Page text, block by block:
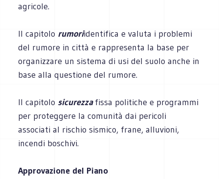
agricole.
Il capitolo rumoriidentifica e valuta i problemi
del rumore in città e rappresenta la base per
organizzare un sistema di usi del suolo anche in
base alla questione del rumore.
Il capitolo sicurezzafissa politiche e programmi
per proteggere la comunità dai pericoli
associati al rischio sismico, frane, alluvioni,
incendi boschivi.
Approvazione del Piano